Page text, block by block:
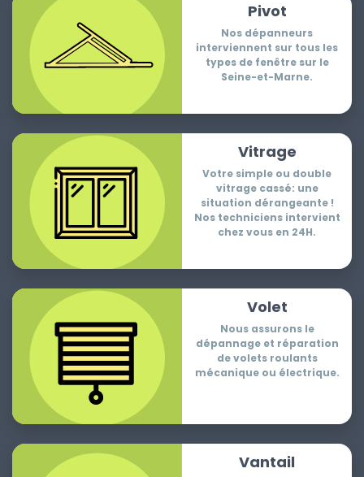
Pivot
Nos dépanneurs
interviennent sur tous les
types de fenêtre sur le
Seine-et-Marne.
Vitrage
Votre simple ou double
vitrage cassé: une
situation dérangeante !
Nos techniciens intervient
chez vous en 24H.
Volet
Nous assurons le
dépannage et réparation
de volets roulants
mécanique ou électrique.
Vantail